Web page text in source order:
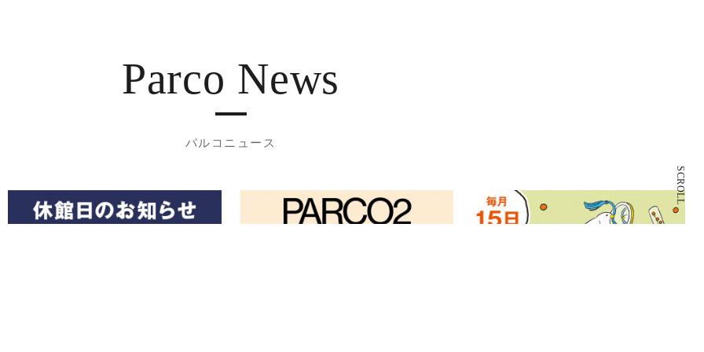
SCROLL
Parco News
パルコニュース